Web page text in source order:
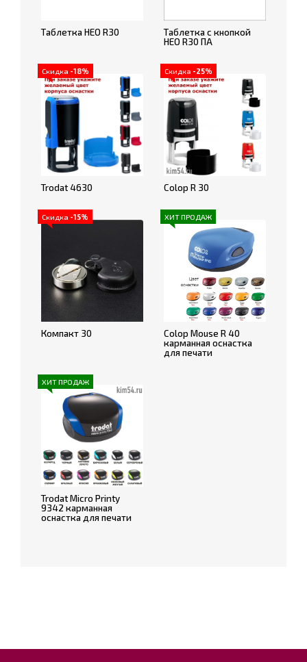
Таблетка НЕО R30
Таблетка с кнопкой
НЕО R30 ПА
Скидка -18%
Trodat 4630
Скидка -25%
Colop R 30
Скидка -15%
Компакт 30
ХИТ ПРОДАЖ
Colop Mouse R 40
карманная оснастка
для печати
ХИТ ПРОДАЖ
Trodat Micro Printy
9342 карманная
оснастка для печати